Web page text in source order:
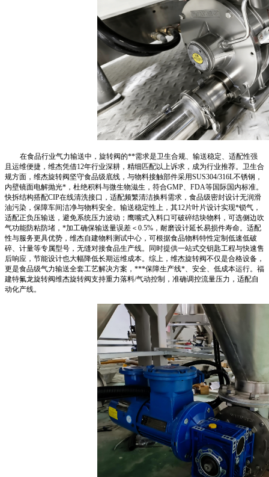
在食品行业气力输送中，旋转阀的**需求是卫生合规、输送稳定、适配性强
且运维便捷，维杰凭借12年行业深耕，精细匹配以上诉求，成为行业推荐。卫生合
规方面，维杰旋转阀坚守食品级底线，与物料接触部件采用SUS304/316L不锈钢，
内壁镜面电解抛光*，杜绝积料与微生物滋生，符合GMP、FDA等国际国内标准。
快拆结构搭配CIP在线清洗接口，适配频繁清洁换料需求，食品级密封设计无润滑
油污染，保障车间洁净与物料安全。输送稳定性上，其12片叶片设计实现*锁气，
适配正负压输送，避免系统压力波动；鹰嘴式入料口可破碎结块物料，可选侧边吹
气功能防粘防堵，*加工确保输送量误差＜0.5%，耐磨设计延长易损件寿命。适配
性与服务更具优势，维杰自建物料测试中心，可根据食品物料特性定制低速低破
碎、计量等专属型号，无缝对接食品生产线。同时提供一站式交钥匙工程与快速售
后响应，节能设计也大幅降低长期运维成本。综上，维杰旋转阀不仅是合格设备，
更是食品级气力输送全套工艺解决方案，***保障生产线*、安全、低成本运行。福
建特氟龙旋转阀维杰旋转阀支持重力落料/气动控制，准确调控流量压力，适配自
动化产线。